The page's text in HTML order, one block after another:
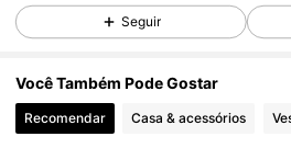
4,74 106K Seguidores
Seguir
Você Também Pode Gostar
Recomendar Casa & acessórios